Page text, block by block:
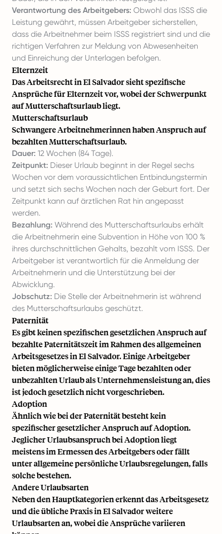
Verantwortung des Arbeitgebers: Obwohl das ISSS die
Leistung gewährt, müssen Arbeitgeber sicherstellen,
dass die Arbeitnehmer beim ISSS registriert sind und die
richtigen Verfahren zur Meldung von Abwesenheiten
und Einreichung der Unterlagen befolgen.
Elternzeit
Das Arbeitsrecht in El Salvador sieht spezifische
Ansprüche für Elternzeit vor, wobei der Schwerpunkt
auf Mutterschaftsurlaub liegt.
Mutterschaftsurlaub
Schwangere Arbeitnehmerinnen haben Anspruch auf
bezahlten Mutterschaftsurlaub.
Dauer: 12 Wochen (84 Tage).
Zeitpunkt: Dieser Urlaub beginnt in der Regel sechs
Wochen vor dem voraussichtlichen Entbindungstermin
und setzt sich sechs Wochen nach der Geburt fort. Der
Zeitpunkt kann auf ärztlichen Rat hin angepasst
werden.
Bezahlung: Während des Mutterschaftsurlaubs erhält
die Arbeitnehmerin eine Subvention in Höhe von 100 %
ihres durchschnittlichen Gehalts, bezahlt vom ISSS. Der
Arbeitgeber ist verantwortlich für die Anmeldung der
Arbeitnehmerin und die Unterstützung bei der
Abwicklung.
Jobschutz: Die Stelle der Arbeitnehmerin ist während
des Mutterschaftsurlaubs geschützt.
Paternität
Es gibt keinen spezifischen gesetzlichen Anspruch auf
bezahlte Paternitätszeit im Rahmen des allgemeinen
Arbeitsgesetzes in El Salvador. Einige Arbeitgeber
bieten möglicherweise einige Tage bezahlten oder
unbezahlten Urlaub als Unternehmensleistung an, dies
ist jedoch gesetzlich nicht vorgeschrieben.
Adoption
Ähnlich wie bei der Paternität besteht kein
spezifischer gesetzlicher Anspruch auf Adoption.
Jeglicher Urlaubsanspruch bei Adoption liegt
meistens im Ermessen des Arbeitgebers oder fällt
unter allgemeine persönliche Urlaubsregelungen, falls
solche bestehen.
Andere Urlaubsarten
Neben den Hauptkategorien erkennt das Arbeitsgesetz
und die übliche Praxis in El Salvador weitere
Urlaubsarten an, wobei die Ansprüche variieren